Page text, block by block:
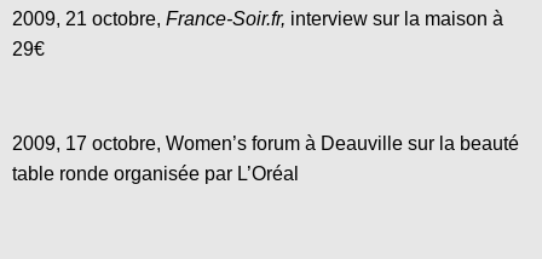
2009, 21 octobre, France-Soir.fr, interview sur la maison à
29€
2009, 17 octobre, Women’s forum à Deauville sur la beauté
table ronde organisée par L’Oréal